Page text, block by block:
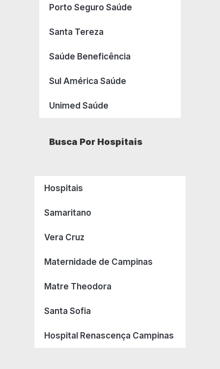
Porto Seguro Saúde
Santa Tereza
Saúde Beneficência
Sul América Saúde
Unimed Saúde
Busca Por Hospitais
Hospitais
Samaritano
Vera Cruz
Maternidade de Campinas
Matre Theodora
Santa Sofia
Hospital Renascença Campinas